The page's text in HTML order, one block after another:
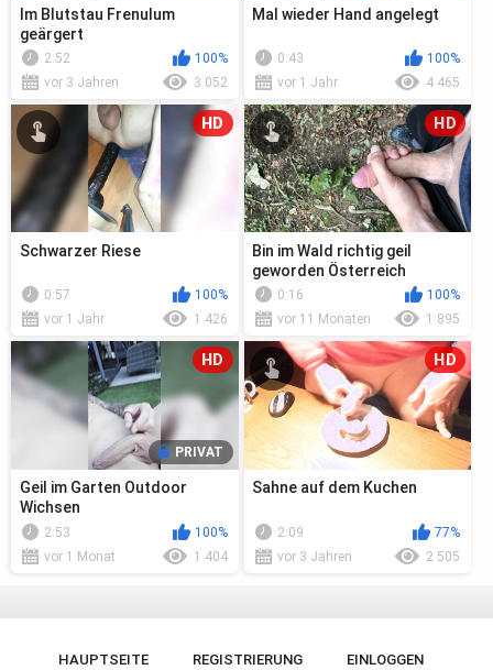
Im Blutstau Frenulum
geärgert
2:52
100%
vor 3 Jahren
3 052
Mal wieder Hand angelegt
0:43
100%
vor 1 Jahr
4 465
HD
Schwarzer Riese
0:57
100%
vor 1 Jahr
1 426
HD
Bin im Wald richtig geil
geworden Österreich
0:16
100%
vor 11 Monaten
1 895
PRIVAT
HD
Geil im Garten Outdoor
Wichsen
2:53
100%
vor 1 Monat
1 404
HD
Sahne auf dem Kuchen
2:09
77%
vor 3 Jahren
2 505
HAUPTSEITE REGISTRIERUNG EINLOGGEN